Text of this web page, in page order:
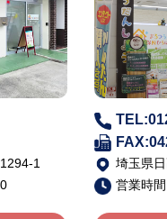
1
埼玉県
営業時